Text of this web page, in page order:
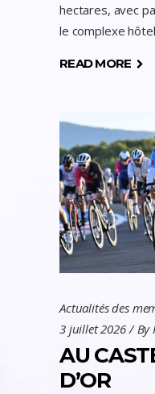
hectares, avec
le complexe
READ MORE
Actualités des
3 juillet 2026
By
AU
D’OR